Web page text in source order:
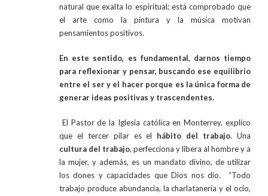
natural que exalta lo espiritual; está comprobado que
el arte como la pintura y la música motivan
pensamientos positivos.
En este sentido, es fundamental, darnos tiempo
para reflexionar y pensar, buscando ese equilibrio
entre el ser y el hacer porque es la única forma de
generar ideas positivas y trascendentes.
El Pastor de la Iglesia católica en Monterrey, explico
que el tercer pilar es el hábito del trabajo. Una
cultura del trabajo, perfecciona y libera al hombre y a
la mujer, y además, es un mandato divino, de utilizar
los dones y capacidades que Dios nos dio. “Todo
trabajo produce abundancia, la charlatanería y el ocio,